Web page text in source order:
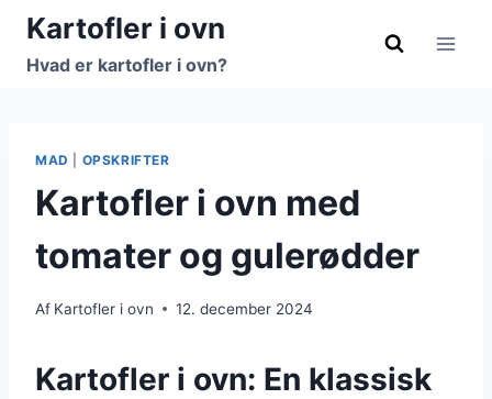
Fortsæt
indhold
Kartofler i ovn
Hvad er kartofler i ovn?
MAD OPSKRIFTER
Kartofler i ovn med
tomater og gulerødder
Af Kartofler i ovn 12. december 2024
Kartofler i ovn: En klassisk